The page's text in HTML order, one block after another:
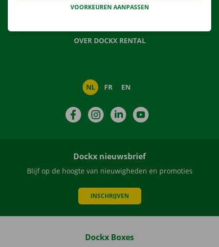
CADEAUBON
OVER DOCKX RENTAL
NL FR EN
FacebookInstagramLinkedIn
Dockx nieuwsbrief
Blijf op de hoogte van nieuwigheden en promoties
INSCHRIJVEN
Dockx Boxes
VOORKEUREN AANPASSEN